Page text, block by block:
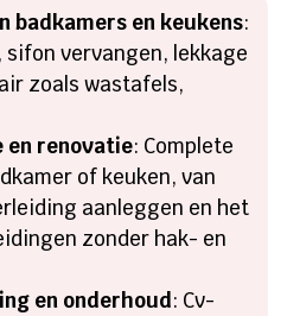
badkamers en keukens:
vervangen, lekkage
zoals wastafels,
renovatie: Complete
of keuken, van
aanleggen en het
zonder hak- en
en onderhoud: Cv-